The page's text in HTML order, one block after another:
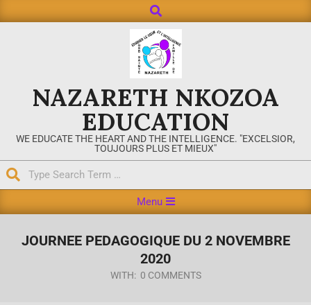
NAZARETH NKOZOA
EDUCATION
WE EDUCATE THE HEART AND THE INTELLIGENCE. "EXCELSIOR,
TOUJOURS PLUS ET MIEUX"
Menu
JOURNEE PEDAGOGIQUE DU 2 NOVEMBRE
2020
WITH: 0 COMMENTS